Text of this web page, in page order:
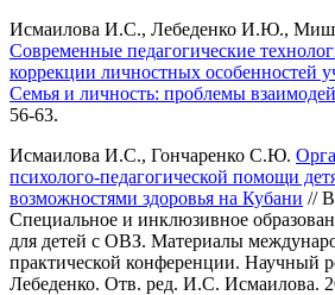
Исмаилова И.С., Лебеденко И.Ю.,
Современные педагогические
коррекции личностных особенностей
Семья и личность: проблемы
56-63.
Исмаилова И.С., Гончаренко С.Ю.
психолого-педагогической помощи
возможностями здоровья на Кубани //
Специальное и инклюзивное
для детей с ОВЗ. Материалы
практической конференции. Научный
Лебеденко. Отв. ред. И.С. Исмаилова.